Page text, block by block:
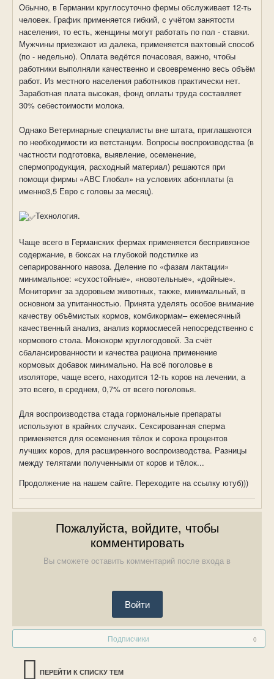
Обычно, в Германии круглосуточно фермы обслуживает 12-ть
человек. График применяется гибкий, с учётом занятости
населения, то есть, женщины могут работать по пол - ставки.
Мужчины приезжают из далека, применяется вахтовый способ
(по - недельно). Оплата ведётся почасовая, важно, чтобы
работники выполняли качественно и своевременно весь объём
работ. Из местного населения работников практически нет.
Заработная плата высокая, фонд оплаты труда составляет
30% себестоимости молока.
Однако Ветеринарные специалисты вне штата, приглашаются
по необходимости из ветстанции. Вопросы воспроизводства (в
частности подготовка, выявление, осеменение,
спермопродукция, расходный материал) решаются при
помощи фирмы «АВС Глобал» на условиях абонплаты (а
именно3,5 Евро с головы за месяц).
Технология.
Чаще всего в Германских фермах применяется беспривязное
содержание, в боксах на глубокой подстилке из
сепарированного навоза. Деление по «фазам лактации»
минимальное: «сухостойные», «новотельные», «дойные».
Мониторинг за здоровьем животных, также, минимальный, в
основном за упитанностью. Принята уделять особое внимание
качеству объёмистых кормов, комбикормам– ежемесячный
качественный анализ, анализ кормосмесей непосредственно с
кормового стола. Монокорм круглогодовой. За счёт
сбалансированности и качества рациона применение
кормовых добавок минимально. На всё поголовье в
изоляторе, чаще всего, находится 12-ть коров на лечении, а
это всего, в среднем, 0,7% от всего поголовья.
Для воспроизводства стада гормональные препараты
используют в крайних случаях. Сексированная сперма
применяется для осеменения тёлок и сорока процентов
лучших коров, для расширенного воспроизводства. Разницы
между телятами полученными от коров и тёлок...
Продолжение на нашем сайте. Переходите на ссылку ютуб)))
Пожалуйста, войдите, чтобы
комментировать
Вы сможете оставить комментарий после входа в
Войти
Подписчики 0
ПЕРЕЙТИ К СПИСКУ ТЕМ